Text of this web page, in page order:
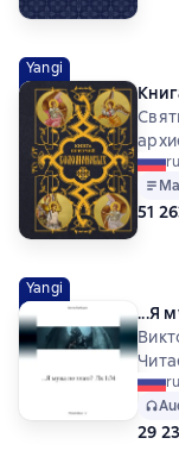
Yangi
51
Yangi
29